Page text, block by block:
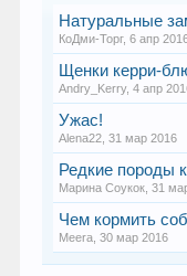
Натуральные
КоДми-Торг,6 апр
Щенки керри-
Andry_Kerry,4 апр
Ужас!
Alena22 ,31 мар 2016
Редкие породы
Марина Соукок ,31
Чем кормить
Meera ,30 мар 2016